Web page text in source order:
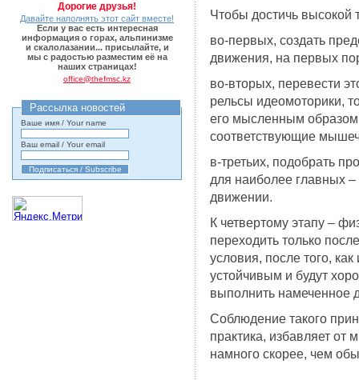
Дорогие друзья!
Давайте наполнять этот сайт вместе!
Если у вас есть интересная
информация о горах, альпинизме
и скалолазании... присылайте, и
мы с радостью разместим её на
наших страницах!
office@thefmsc.kz
Рассылка новостей
Ваше имя / Your name
Ваш email / Your email
Чтобы достичь высокой
во-первых, создать
движения, на первых
во-вторых, перевести
рельсы идеомоторики,
его мысленным образом
соответствующие
в-третьих, подобрать
для наиболее главных
движении.
К четвертому этапу –
переходить только
условия, после того,
устойчивым и будут
выполнить намеченное
Соблюдение такого
практика, избавляет от
намного скорее, чем